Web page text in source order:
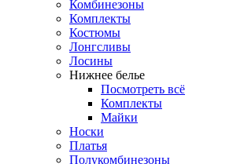
Комбинезоны
Комплекты
Костюмы
Лонгсливы
Лосины
Нижнее белье
Посмотреть всё
Комплекты
Майки
Носки
Платья
Полукомбинезоны